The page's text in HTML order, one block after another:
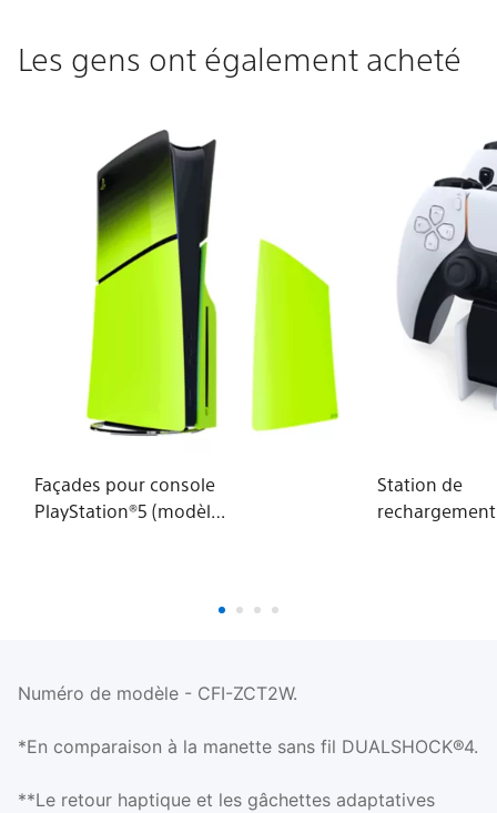
Les gens ont également acheté
Façades pour console
PlayStation®5 (modèle
Station de
rechargement
Numéro de modèle - CFI-ZCT2W.
*En comparaison à la manette sans fil DUALSHOCK®4.
**Le retour haptique et les gâchettes adaptatives